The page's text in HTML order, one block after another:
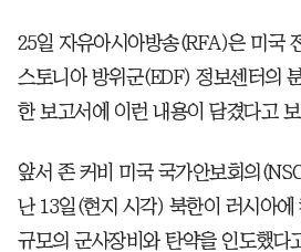
25일 자유아시아방송(RFA)은 미국
스토니아 방위군(EDF) 정보센터의
한 보고서에 이런 내용이 담겼다고 보
앞서 존 커비 미국 국가안보회의
난 13일(현지 시각) 북한이 러시아에
규모의 군사장비와 탄약을 인도했다